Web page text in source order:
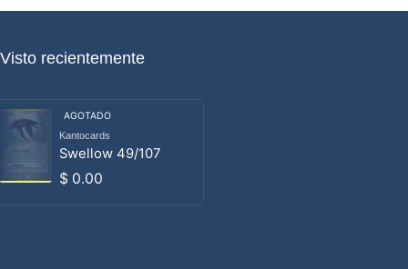
Visto recientemente
AGOTADO
Proveedor:
Kantocards
Swellow 49/107
Precio habitual
$ 0.00